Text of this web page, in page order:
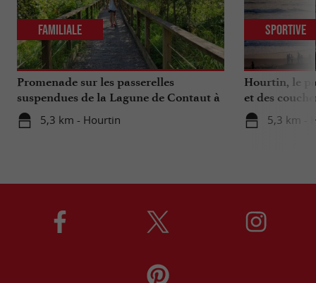
Promenade sur les passerelles
suspendues de la Lagune de Contaut à
Hourtin
5,3 km - Hourtin
Familiale
Hourtin, le
et des
5,3 km -
Sportive